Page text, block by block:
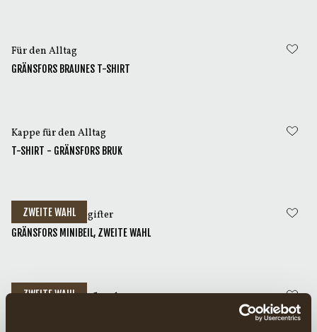
Für den Alltag
GRÄNSFORS BRAUNES T-SHIRT
Kappe für den Alltag
T-SHIRT - GRÄNSFORS BRUK
ZWEITE WAHL
Für kleinere uppgifter
GRÄNSFORS MINIBEIL, ZWEITE WAHL
ZWEITE WAHL
Für Outdoor & Aufbrechen